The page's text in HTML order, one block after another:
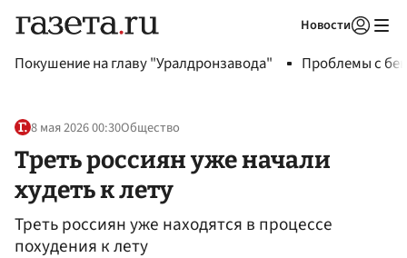
Новости
Покушение на главу "Уралдронзавода" Проблемы с
8 мая 2026 00:30Общество
Треть россиян уже начали
худеть к лету
Треть россиян уже находятся в процессе
похудения к лету